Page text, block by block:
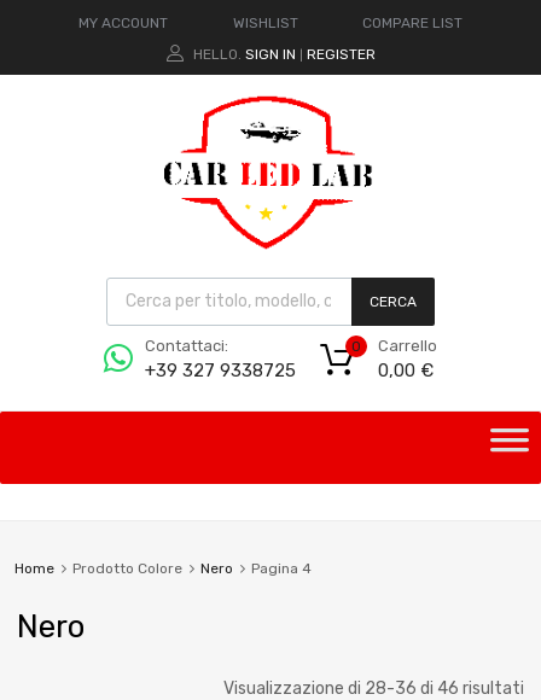
MY ACCOUNT WISHLIST
COMPARE LIST
HELLO. SIGN IN REGISTER
CERCA
Contattaci:
+39 327 9338725
Carrello
0,00 €
0
Home Prodotto Colore Nero Pagina 4
Nero
Visualizzazione di 28-36 di 46 risultati